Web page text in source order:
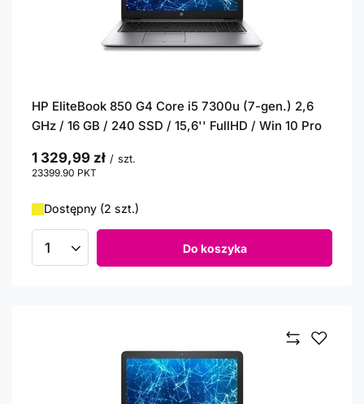
HP EliteBook 850 G4 Core i5 7300u (7-gen.) 2,6
GHz / 16 GB / 240 SSD / 15,6'' FullHD / Win 10 Pro
1 329,99 zł / szt.
23399.90 PKT
Dostępny (2 szt.)
Ilość produktów Do koszyka